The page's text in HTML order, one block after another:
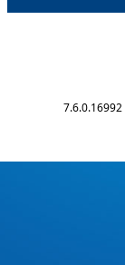
7.6.0.16992